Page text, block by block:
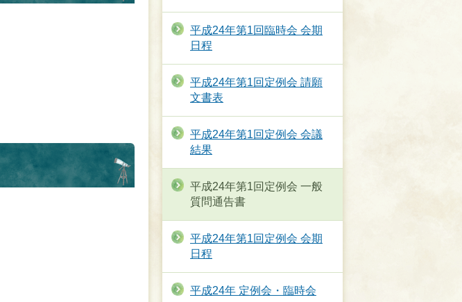
平成24年第1回臨時会 会期
日程
平成24年第1回定例会 請願
文書表
平成24年第1回定例会 会議
結果
平成24年第1回定例会 一般
質問通告書
平成24年第1回定例会 会期
日程
平成24年 定例会・臨時会